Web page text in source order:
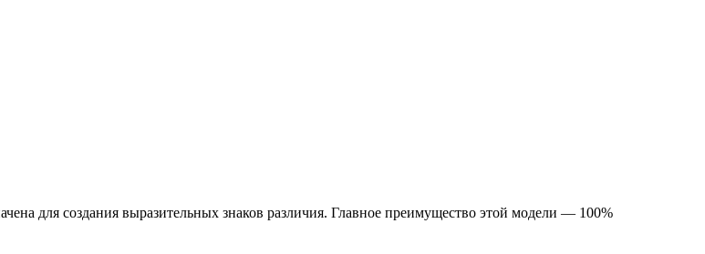
для создания выразительных знаков различия. Главное преимущество этой модели — 100%